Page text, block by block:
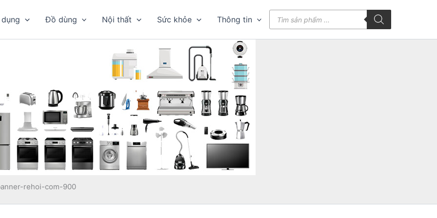
Đồ dùng Nội thất Sức khỏe Thông tin
kiếm
rehoi-com-900